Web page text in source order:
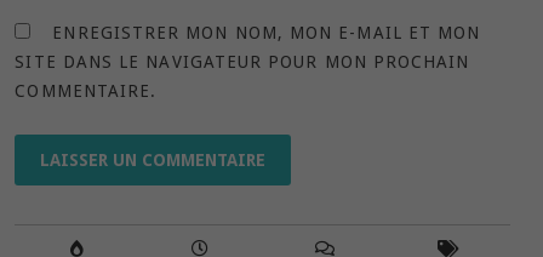
ENREGISTRER MON NOM, MON E-MAIL ET MON
SITE DANS LE NAVIGATEUR POUR MON PROCHAIN
COMMENTAIRE.